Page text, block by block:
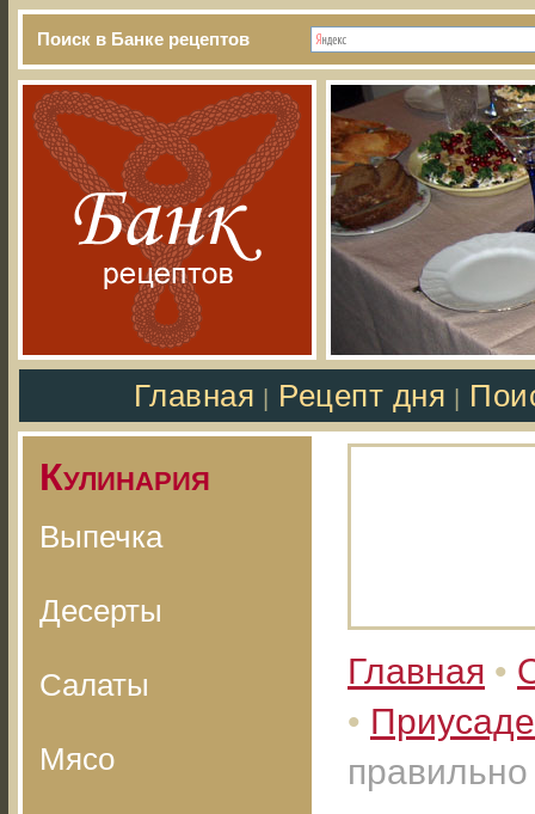
Поиск в Банке рецептов
Главная Рецепт дня
Кулинария
Выпечка
Десерты
Салаты
Мясо
Главная •
•